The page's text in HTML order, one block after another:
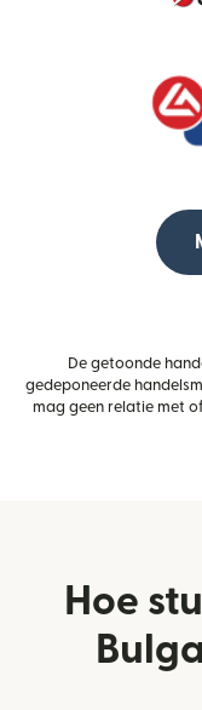
De getoonde
gedeponeerde
mag geen relatie met
Hoe